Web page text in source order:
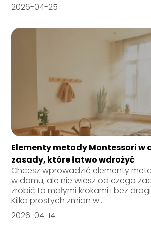
2026-04-25
Elementy metody Montessori w
zasady, które łatwo wdrożyć
Chcesz wprowadzić elementy
w domu, ale nie wiesz od czego
zrobić to małymi krokami i bez
Kilka prostych zmian w...
2026-04-14